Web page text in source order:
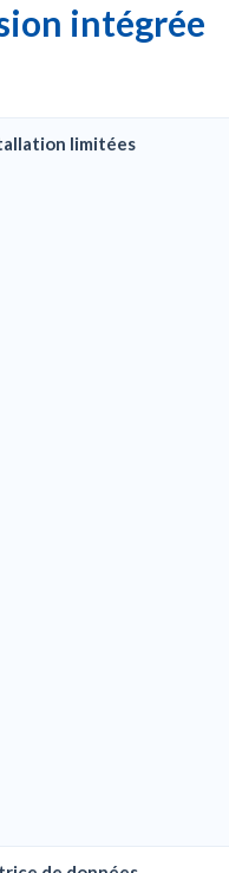
intégrée
limitées